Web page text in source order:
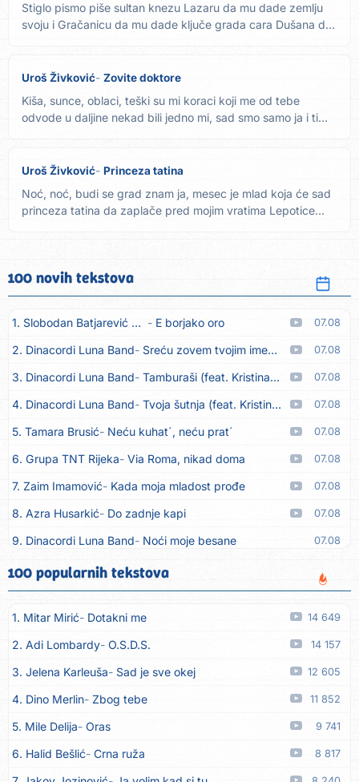
Stiglo pismo piše sultan knezu Lazaru da mu dade zemlju
svoju i Gračanicu da mu dade ključe grada cara Dušana da
Uroš Živković Zovite doktore
Kiša, sunce, oblaci, teški su mi koraci koji me od tebe
odvode u daljine nekad bili jedno mi, sad smo samo ja i ti
Uroš Živković Princeza tatina
Noć, noć, budi se grad znam ja, mesec je mlad koja će sad
princeza tatina da zaplače pred mojim vratima Lepotice
100 novih tekstova
1. Slobodan Batjarević Čobe E borjako oro 07.08
2. Dinacordi Luna Band Sreću zovem tvojim imenom (feat. Kristina Smetko) 07.08
3. Dinacordi Luna Band Tamburaši (feat. Kristina Smetko) 07.08
4. Dinacordi Luna Band Tvoja šutnja (feat. Kristina Smetko) 07.08
5. Tamara Brusić Neću kuhat´, neću prat´ 07.08
6. Grupa TNT Rijeka Via Roma, nikad doma 07.08
7. Zaim Imamović Kada moja mladost prođe 07.08
8. Azra Husarkić Do zadnje kapi 07.08
9. Dinacordi Luna Band Noći moje besane 07.08
10. Pet za 5 Pozdravi mi Stubicu
11. Dinacordi Luna Band Anđeo moj 07.08
12. Vesna Kartuš Vrati se 07.08
13. Severina Pozovi me ti (Anksiozna) 06.08
14. Fidellio Summer Time 06.08
15. Tereza Kesovija Volim te 06.08
16. Ruswaj Sada znam, to je ljubav 06.08
17. Nemanja Panić Daj mu sve što si dala meni 06.08
100 popularnih tekstova
1. Mitar Mirić Dotakni me 14 649
2. Adi Lombardy O.S.D.S. 14 157
3. Jelena Karleuša Sad je sve okej 12 605
4. Dino Merlin Zbog tebe 11 852
5. Mile Delija Oras 9 741
6. Halid Bešlić Crna ruža 8 817